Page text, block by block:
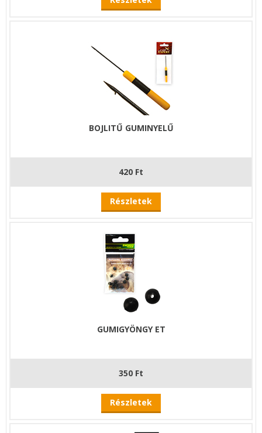
BOJLITŰ GUMINYELŰ
420 Ft
Részletek
GUMIGYÖNGY ET
350 Ft
Részletek